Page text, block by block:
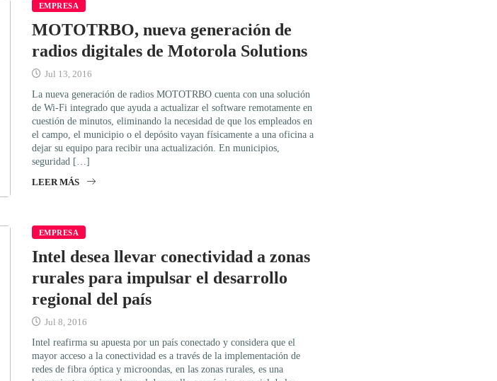
EMPRESA
MOTOTRBO, nueva generación de
radios digitales de Motorola Solutions
Jul 13, 2016
La nueva generación de radios MOTOTRBO cuenta con una solución
de Wi-Fi integrado que ayuda a actualizar el software remotamente en
cuestión de minutos, eliminando la necesidad de que los empleados en
el campo, el municipio o el depósito vayan físicamente a una oficina a
dejar su equipo para recibir una actualización. En municipios,
seguridad […]
LEER MÁS
EMPRESA
Intel desea llevar conectividad a zonas
rurales para impulsar el desarrollo
regional del país
Jul 8, 2016
Intel reafirma su apuesta por un país conectado y considera que el
mayor acceso a la conectividad es a través de la implementación de
redes de fibra óptica y microondas, en las zonas rurales, es una